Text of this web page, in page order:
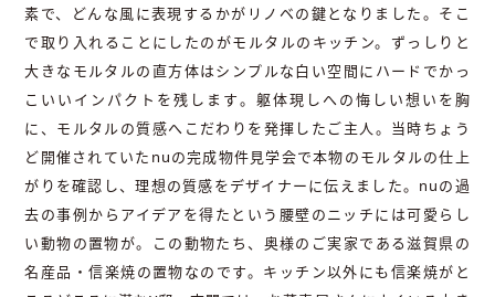
素で、どんな風に表現するかがリノベの鍵となりました。そこ
で取り入れることにしたのがモルタルのキッチン。ずっしりと
大きなモルタルの直方体はシンプルな白い空間にハードでかっ
こいいインパクトを残します。躯体現しへの悔しい想いを胸
に、モルタルの質感へこだわりを発揮したご主人。当時ちょう
ど開催されていたnuの完成物件見学会で本物のモルタルの仕上
がりを確認し、理想の質感をデザイナーに伝えました。nuの過
去の事例からアイデアを得たという腰壁のニッチには可愛らし
い動物の置物が。この動物たち、奥様のご実家である滋賀県の
名産品・信楽焼の置物なのです。キッチン以外にも信楽焼がと